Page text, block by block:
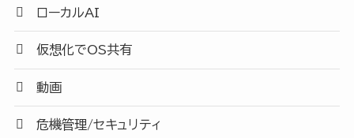
ローカルAI
仮想化でOS共有
動画
危機管理/セキュリティ